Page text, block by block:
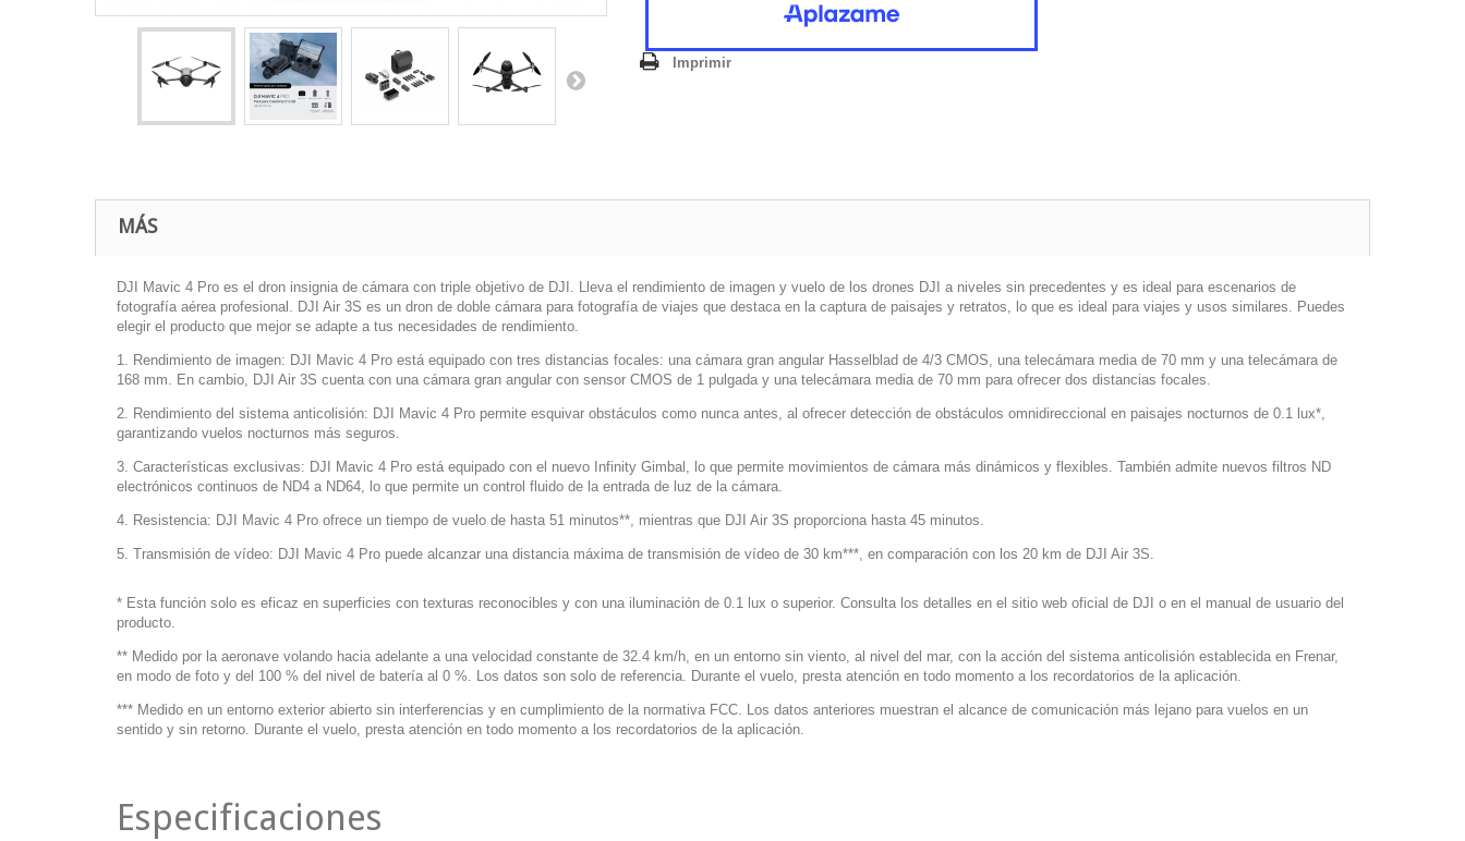
Imprimir
MÁS
DJI Mavic 4 Pro es el dron insignia de cámara con triple objetivo de DJI. Lleva el rendimiento de imagen y vuelo de los drones DJI a niveles sin precedentes y es ideal para escenarios de
fotografía aérea profesional. DJI Air 3S es un dron de doble cámara para fotografía de viajes que destaca en la captura de paisajes y retratos, lo que es ideal para viajes y usos similares. Puedes
elegir el producto que mejor se adapte a tus necesidades de rendimiento.
1. Rendimiento de imagen: DJI Mavic 4 Pro está equipado con tres distancias focales: una cámara gran angular Hasselblad de 4/3 CMOS, una telecámara media de 70 mm y una telecámara de
168 mm. En cambio, DJI Air 3S cuenta con una cámara gran angular con sensor CMOS de 1 pulgada y una telecámara media de 70 mm para ofrecer dos distancias focales.
2. Rendimiento del sistema anticolisión: DJI Mavic 4 Pro permite esquivar obstáculos como nunca antes, al ofrecer detección de obstáculos omnidireccional en paisajes nocturnos de 0.1 lux*,
garantizando vuelos nocturnos más seguros.
3. Características exclusivas: DJI Mavic 4 Pro está equipado con el nuevo Infinity Gimbal, lo que permite movimientos de cámara más dinámicos y flexibles. También admite nuevos filtros ND
electrónicos continuos de ND4 a ND64, lo que permite un control fluido de la entrada de luz de la cámara.
4. Resistencia: DJI Mavic 4 Pro ofrece un tiempo de vuelo de hasta 51 minutos**, mientras que DJI Air 3S proporciona hasta 45 minutos.
5. Transmisión de vídeo: DJI Mavic 4 Pro puede alcanzar una distancia máxima de transmisión de vídeo de 30 km***, en comparación con los 20 km de DJI Air 3S.
* Esta función solo es eficaz en superficies con texturas reconocibles y con una iluminación de 0.1 lux o superior. Consulta los detalles en el sitio web oficial de DJI o en el manual de usuario del
producto.
** Medido por la aeronave volando hacia adelante a una velocidad constante de 32.4 km/h, en un entorno sin viento, al nivel del mar, con la acción del sistema anticolisión establecida en Frenar,
en modo de foto y del 100 % del nivel de batería al 0 %. Los datos son solo de referencia. Durante el vuelo, presta atención en todo momento a los recordatorios de la aplicación.
*** Medido en un entorno exterior abierto sin interferencias y en cumplimiento de la normativa FCC. Los datos anteriores muestran el alcance de comunicación más lejano para vuelos en un
sentido y sin retorno. Durante el vuelo, presta atención en todo momento a los recordatorios de la aplicación.
Especificaciones